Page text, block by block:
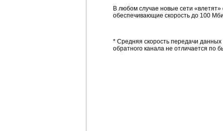
В любом случае новые сети
обеспечивающие скорость до 100
* Средняя скорость передачи
обратного канала не отличается по